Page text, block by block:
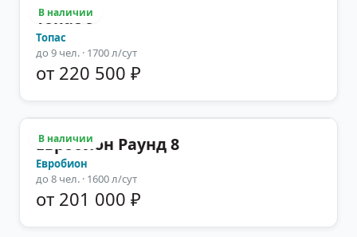
В наличии
Топас-9
Топас
до 9 чел. · 1700 л/сут
от 220 500 ₽
В наличии
Евробион Раунд 8
Евробион
до 8 чел. · 1600 л/сут
от 201 000 ₽